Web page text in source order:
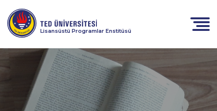
Lisansüstü Programlar Enstitüsü